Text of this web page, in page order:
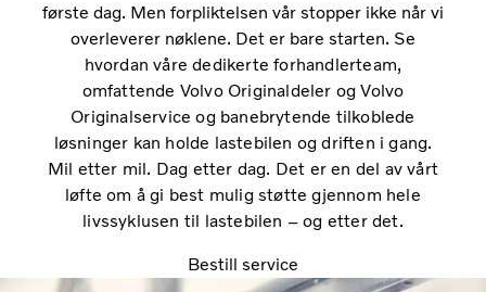
første dag. Men forpliktelsen vår stopper ikke når vi
overleverer nøklene. Det er bare starten. Se
hvordan våre dedikerte forhandlerteam,
omfattende Volvo Originaldeler og Volvo
Originalservice og banebrytende tilkoblede
løsninger kan holde lastebilen og driften i gang.
Mil etter mil. Dag etter dag. Det er en del av vårt
løfte om å gi best mulig støtte gjennom hele
livssyklusen til lastebilen – og etter det.
Bestill service